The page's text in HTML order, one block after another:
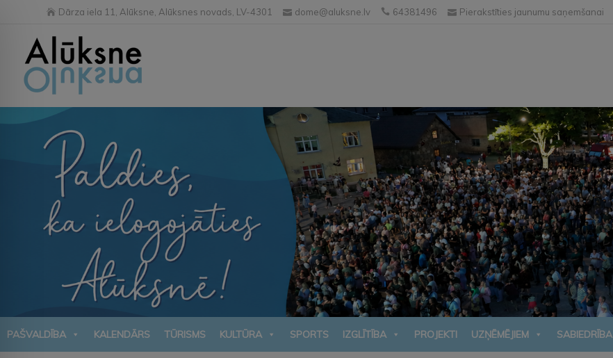
Dārza iela 11, Alūksne, Alūksnes novads, LV-4301 dome@aluksne.lv 64381496 Pierakstīties jaunumu saņemšanai
PAŠVALDĪBA KALENDĀRS TŪRISMS KULTŪRA SPORTS IZGLĪTĪBA PROJEKTI UZŅĒMĒJIEM SABIEDRĪBA